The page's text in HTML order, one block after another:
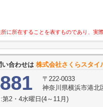
に所在することを表すものであり、実
い合わせは 株式会社さくらスタイ
〒222-0033
神奈川県横浜市港北
2・4水曜日(4～11月)